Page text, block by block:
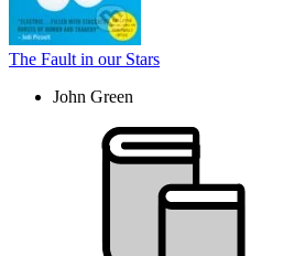
The Fault in our Stars
John Green